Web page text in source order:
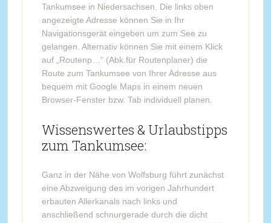
Tankumsee in Niedersachsen. Die links oben
angezeigte Adresse können Sie in Ihr
Navigationsgerät eingeben um zum See zu
gelangen. Alternativ können Sie mit einem Klick
auf „Routenp…“ (Abk.für Routenplaner) die
Route zum Tankumsee von Ihrer Adresse aus
bequem mit Google Maps in einem neuen
Browser-Fenster bzw. Tab individuell planen.
Wissenswertes & Urlaubstipps
zum Tankumsee:
Ganz in der Nähe von Wolfsburg führt zunächst
eine Abzweigung des im vorigen Jahrhundert
erbauten Allerkanals nach links und
anschließend schnurgerade durch die dicht